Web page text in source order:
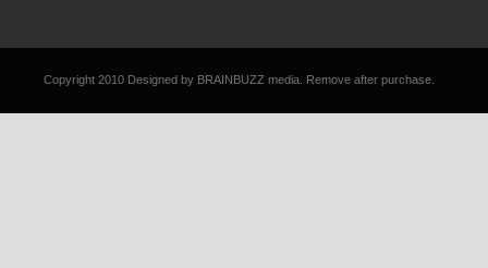
Copyright 2010 Designed by BRAINBUZZ media . Remove after purchase.